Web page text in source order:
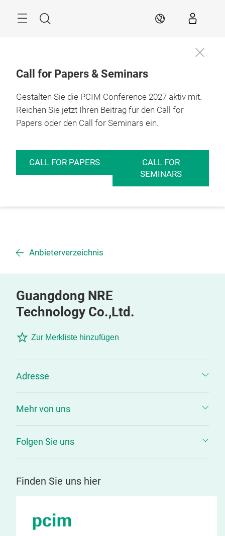
Suche DE
Call for Papers & Seminars
Gestalten Sie die PCIM Conference 2027 aktiv mit.
Reichen Sie jetzt Ihren Beitrag für den Call for
Papers oder den Call for Seminars ein.
CALL FOR PAPERS
CALL FOR
SEMINARS
Anbieterverzeichnis
Guangdong NRE
Technology Co.,Ltd.
Zur Merkliste hinzufügen
Adresse
Mehr von uns
Folgen Sie uns
Finden Sie uns hier